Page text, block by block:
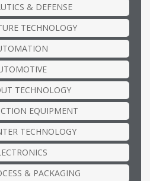
& DEFENSE
TECHNOLOGY
TECHNOLOGY
EQUIPMENT
TECHNOLOGY
& PACKAGING